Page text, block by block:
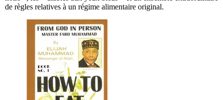
de règles relatives à un régime alimentaire original.